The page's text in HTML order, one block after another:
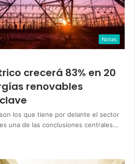
Notas
crecerá 83% en 20
renovables
los que tiene por delante el sector
una de las conclusiones centrales…